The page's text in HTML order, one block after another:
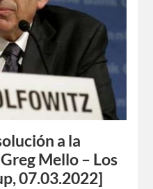
a la
Mello – Los
07.03.2022]